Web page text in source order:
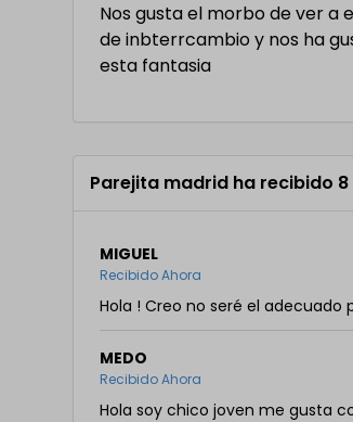
Nos gusta el morbo de ver a
de inbterrcambio y nos ha
esta fantasia
Parejita madrid ha recibido
MIGUEL
Recibido Ahora
Hola ! Creo no seré el adecuado
MEDO
Recibido Ahora
Hola soy chico joven me gusta